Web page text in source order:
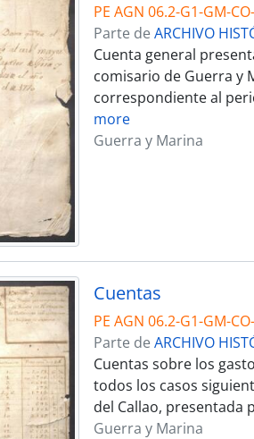
PE AGN 06.2-G1-GM-
Parte de ARCHIVO
Cuenta general
comisario de Guerra y
correspondiente al
more
Guerra y Marina
Cuentas
PE AGN 06.2-G1-GM-
Parte de ARCHIVO
Cuentas sobre los
todos los casos
del Callao, presentada
Guerra y Marina